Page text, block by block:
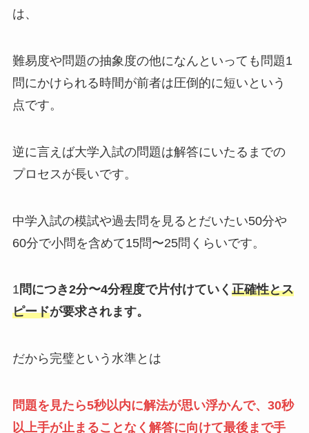
は、
難易度や問題の抽象度の他になんといっても問題1
問にかけられる時間が前者は圧倒的に短いという
点です。
逆に言えば大学入試の問題は解答にいたるまでの
プロセスが長いです。
中学入試の模試や過去問を見るとだいたい50分や
60分で小問を含めて15問〜25問くらいです。
1問につき2分〜4分程度で片付けていく 正確性とス
ピードが要求されます。
だから完璧という水準とは
問題を見たら5秒以内に解法が思い浮かんで、30秒
以上手が止まることなく解答に向けて最後まで手